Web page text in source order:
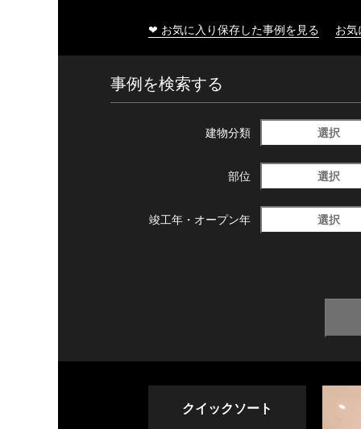
❤ お気に入り保存した事例を見る お
事例を検索する
建物分類 選択
部位 選択
竣工年・ オープン年 選択
クイックソート